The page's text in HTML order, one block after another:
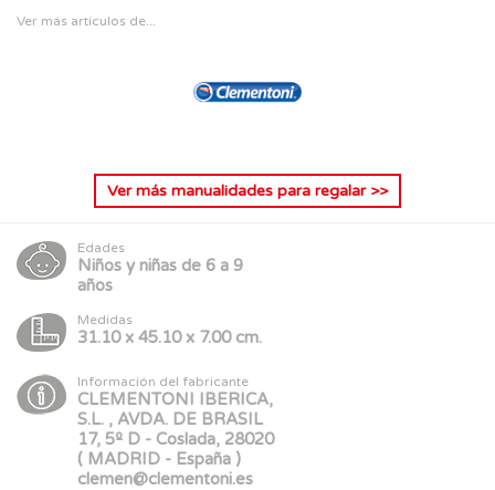
Ver más artículos de...
Ver más manualidades para regalar>>
Edades
Niños y niñas de 6 a 9
años
Medidas
31.10 x 45.10 x 7.00 cm.
Información del fabricante
CLEMENTONI IBERICA,
S.L. , AVDA. DE BRASIL
17, 5º D - Coslada, 28020
( MADRID - España )
clemen@clementoni.es